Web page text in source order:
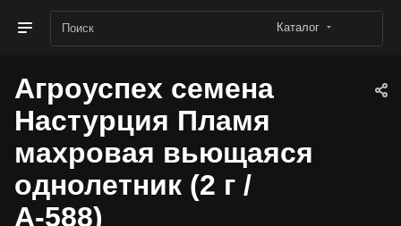
Каталог
Агроуспех семена
Настурция Пламя
махровая вьющаяся
однолетник (2 г /
А-588)